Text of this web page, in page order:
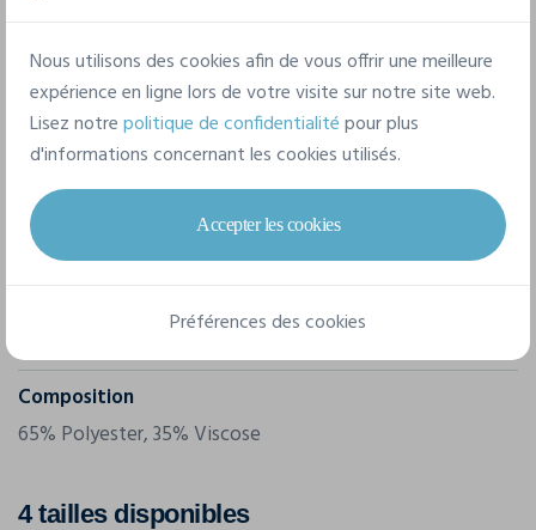
Caractéristiques
Marque
Bella-Canvas
Référence
8800
Composition
65% Polyester, 35% Viscose
4 tailles disponibles
Nous utilisons des cookies afin de vous offrir une meilleure
expérience en ligne lors de votre visite sur notre site web.
Lisez notrepolitique de confidentialitépour plus
d'informations concernant les cookies utilisés.
Accepter les cookies
Préférences des cookies